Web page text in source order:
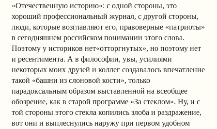
«Отечественную историю»: с одной стороны, это
хороший профессиональный журнал, с другой стороны,
люди, которые возглавляют его, правоверные «патриоты»
в сегодняшнем российском понимании этого слова.
Поэтому у историков нет«отторгнутых», но поэтому нет
и ресентимента. А в философии, увы, усилиями
некоторых моих друзей и коллег создавалось впечатление
такой «башни из слоновой кости», только
парадоксальным образом выставленной на всеобщее
обозрение, как в старой программе «За стеклом». Ну, и с
той стороны этого стекла копились злоба и раздражение,
вот они и выплеснулись наружу при первом удобном